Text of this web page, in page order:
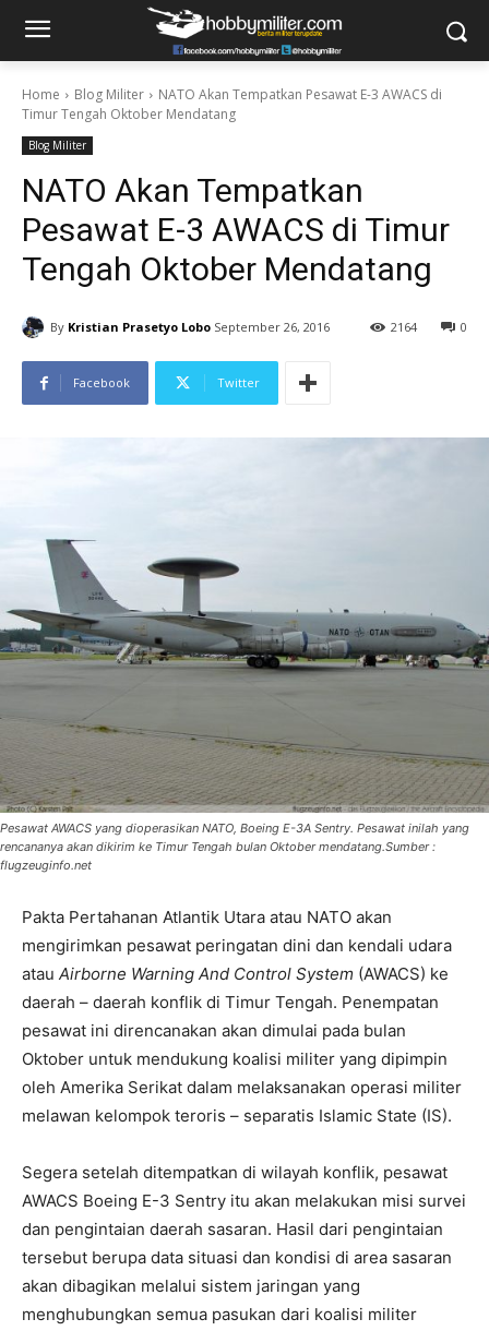
Home Blog Militer
NATO Akan Tempatkan Pesawat E-3 AWACS di
Timur Tengah Oktober Mendatang
Blog Militer
NATO Akan Tempatkan
Pesawat E-3 AWACS di Timur
Tengah Oktober Mendatang
By Kristian Prasetyo Lobo September 26, 2016 0
2164
Facebook Twitter
Pesawat AWACS yang dioperasikan NATO, Boeing E-3A Sentry. Pesawat inilah yang
rencananya akan dikirim ke Timur Tengah bulan Oktober mendatang.Sumber :
flugzeuginfo.net
Pakta Pertahanan Atlantik Utara atau NATO akan
mengirimkan pesawat peringatan dini dan kendali udara
atau Airborne Warning And Control System (AWACS) ke
daerah – daerah konflik di Timur Tengah. Penempatan
pesawat ini direncanakan akan dimulai pada bulan
Oktober untuk mendukung koalisi militer yang dipimpin
oleh Amerika Serikat dalam melaksanakan operasi militer
melawan kelompok teroris – separatis Islamic State (IS).
Segera setelah ditempatkan di wilayah konflik, pesawat
AWACS Boeing E-3 Sentry itu akan melakukan misi survei
dan pengintaian daerah sasaran. Hasil dari pengintaian
tersebut berupa data situasi dan kondisi di area sasaran
akan dibagikan melalui sistem jaringan yang
menghubungkan semua pasukan dari koalisi militer